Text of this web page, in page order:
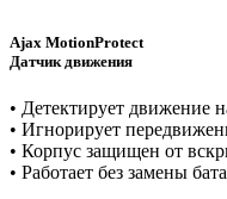
Ajax MotionProtect
Датчик движения
• Детектирует движение
• Игнорирует
• Корпус защищен от
• Работает без замены